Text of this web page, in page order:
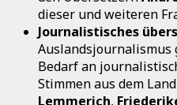
dieser und weiteren
Journalistisches
Auslandsjournalismus
Bedarf an
Stimmen aus dem
Lemmerich,